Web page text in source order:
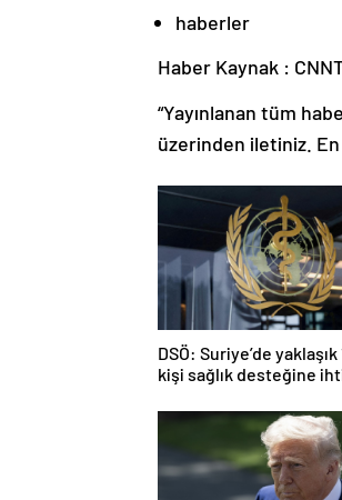
haberler
Haber Kaynak :
“Yayınlanan tüm
üzerinden iletiniz.
DSÖ: Suriye’de
kişi sağlık desteğine